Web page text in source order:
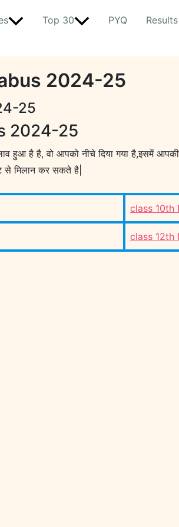
Top 30 PYQ Results
2024-25
25
2024-25
हुआ है है, वो आपको नीचे दिया गया है,इसमें
से मिलान कर सकते है|
class 10th
class 12th